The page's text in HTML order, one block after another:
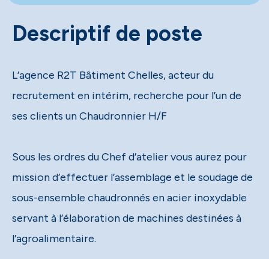
Descriptif de poste
L’agence R2T Bâtiment Chelles, acteur du
recrutement en intérim, recherche pour l’un de
ses clients un Chaudronnier H/F
Sous les ordres du Chef d’atelier vous aurez pour
mission d’effectuer l’assemblage et le soudage de
sous-ensemble chaudronnés en acier inoxydable
servant à l’élaboration de machines destinées à
l’agroalimentaire.